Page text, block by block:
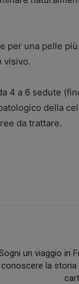
per una pelle
visivo.
4 a 6 sedute
della
da trattare.
un viaggio in
conoscere la storia